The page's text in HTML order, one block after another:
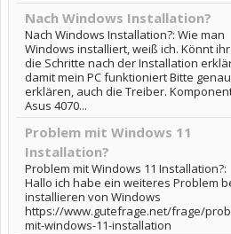
Nach Windows Installation?
Nach Windows Installation?: Wie man
Windows installiert, weiß ich. Könnt
die Schritte nach der Installation
damit mein PC funktioniert Bitte genau
erklären, auch die Treiber.
Asus 4070...
Problem mit Windows 11
Installation?
Problem mit Windows 11 Installation?:
Hallo ich habe ein weiteres Problem
installieren von Windows
https://www.gutefrage.net/frage/
mit-windows-11-installation